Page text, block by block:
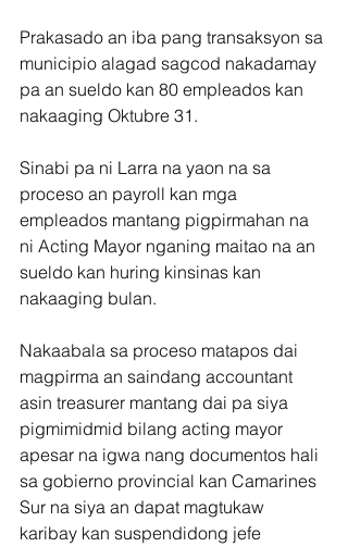
Prakasado an iba pang transaksyon sa
municipio alagad sagcod nakadamay
pa an sueldo kan 80 empleados kan
nakaaging Oktubre 31.
Sinabi pa ni Larra na yaon na sa
proceso an payroll kan mga
empleados mantang pigpirmahan na
ni Acting Mayor nganing maitao na an
sueldo kan huring kinsinas kan
nakaaging bulan.
Nakaabala sa proceso matapos dai
magpirma an saindang accountant
asin treasurer mantang dai pa siya
pigmimidmid bilang acting mayor
apesar na igwa nang documentos hali
sa gobierno provincial kan Camarines
Sur na siya an dapat magtukaw
karibay kan suspendidong jefe